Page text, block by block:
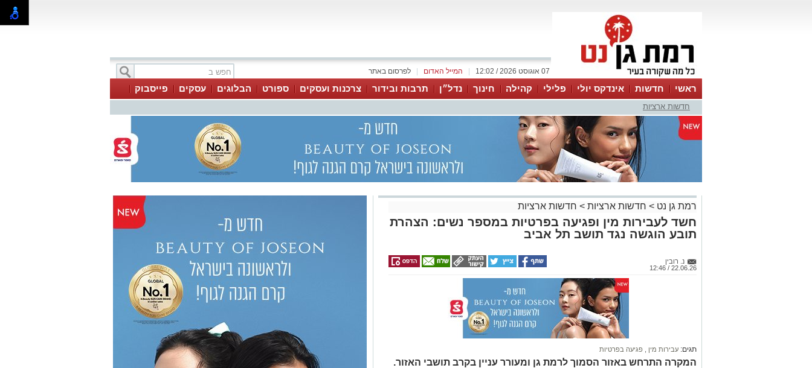
לפרסום באתר המייל האדום 07 אוגוסט 2026 / 12:02
ראשי חדשות אינדקס יולי פלילי קהילה חינוך נדל״ן תרבות ובידור צרכנות ועסקים ספורט הבלוגים עסקים
פייסבוק
ווטסאפ
חדשות ארציות
רמת גן נט > חדשות ארציות > חדשות ארציות
חשד לעבירות מין ופגיעה בפרטיות במספר נשים: הצהרת
תובע הוגשה נגד תושב תל אביב
נ. רובין
22.06.26 / 12:46
תגים: עבירות מין פגיעה בפרטיות
המקרה התרחש באזור הסמוך לרמת גן ומעורר עניין בקרב תושבי האזור.